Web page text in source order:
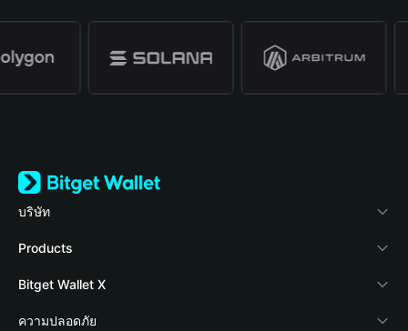
บริษัท
เกี่ยวกับ Bitget Wallet
Blog
Academy
Products
Crypto Card
Stablecoin Earn
Bitget Wallet X
นักพัฒนา
ความปลอดภัย